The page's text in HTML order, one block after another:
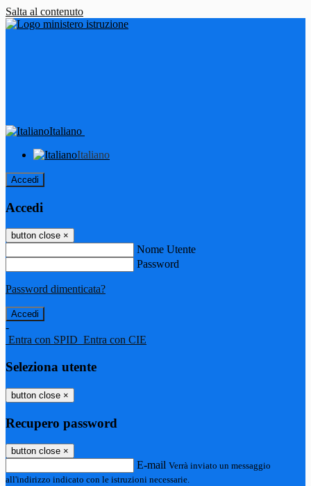
Salta al contenuto
Italiano
Italiano
Accedi
Accedi
button close ×
Nome Utente
Password
Password dimenticata?
-
Entra con SPID Entra con CIE
Seleziona utente
button close ×
Recupero password
button close ×
E-mail Verrà inviato un messaggio
all'indirizzo indicato con le istruzioni necessarie.